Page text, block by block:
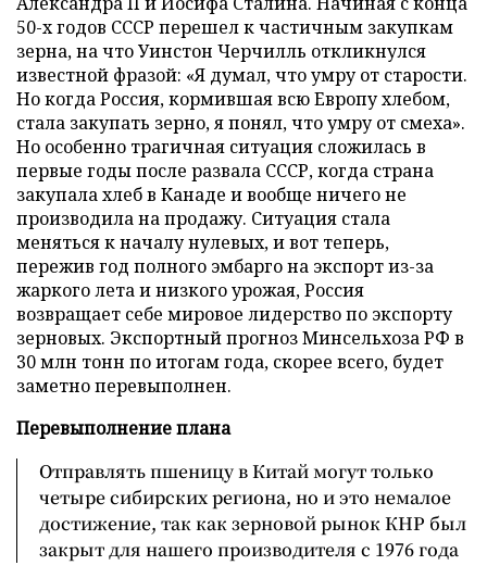
50-х годов СССР перешел к частичным закупкам
зерна, на что Уинстон Черчилль откликнулся
известной фразой: «Я думал, что умру от старости.
Но когда Россия, кормившая всю Европу хлебом,
стала закупать зерно, я понял, что умру от смеха».
Но особенно трагичная ситуация сложилась в
первые годы после развала СССР, когда страна
закупала хлеб в Канаде и вообще ничего не
производила на продажу. Ситуация стала
меняться к началу нулевых, и вот теперь,
пережив год полного эмбарго на экспорт из-за
жаркого лета и низкого урожая, Россия
возвращает себе мировое лидерство по экспорту
зерновых. Экспортный прогноз Минсельхоза РФ в
30 млн тонн по итогам года, скорее всего, будет
заметно перевыполнен.
Перевыполнение плана
Отправлять пшеницу в Китай могут только
четыре сибирских региона, но и это немалое
достижение, так как зерновой рынок КНР был
закрыт для нашего производителя с 1976 года